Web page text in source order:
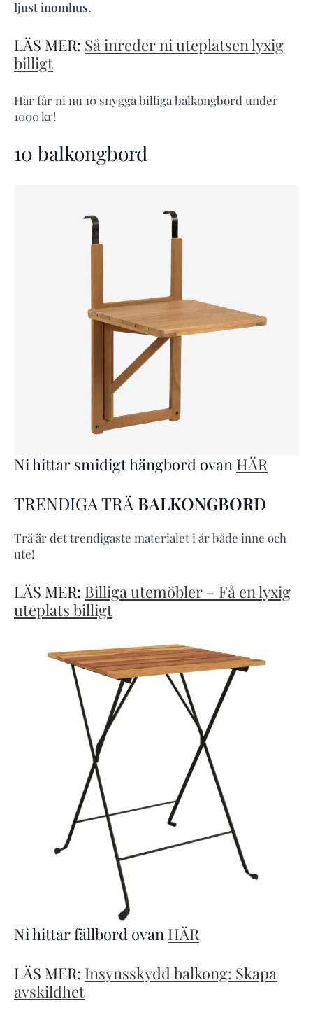
ljust inomhus.
LÄS MER: Så inreder ni uteplatsen lyxig
billigt
Här får ni nu 10 snygga billiga balkongbord under
1000 kr!
10 balkongbord
Ni hittar smidigt hängbord ovan HÄR
TRENDIGA TRÄ BALKONGBORD
Trä är det trendigaste materialet i år både inne och
ute!
LÄS MER: Billiga utemöbler – Få en lyxig
uteplats billigt
Ni hittar fällbord ovan HÄR
LÄS MER: Insynsskydd balkong: Skapa
avskildhet